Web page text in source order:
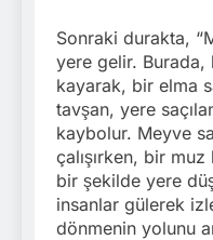
Sonraki durakta,
yere gelir. Burada,
kayarak, bir elma
tavşan, yere
kaybolur. Meyve
çalışırken, bir
bir şekilde yere
insanlar gülerek
dönmenin yolunu